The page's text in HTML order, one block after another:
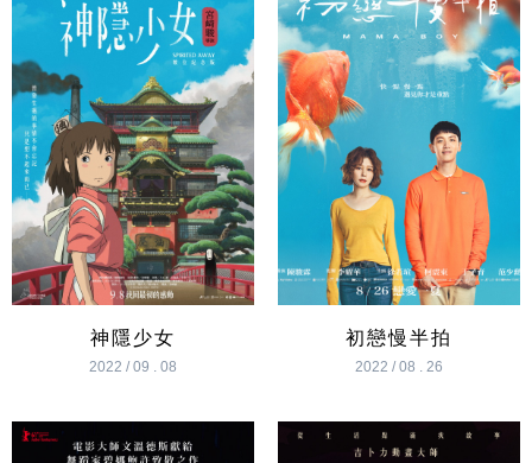
神隱少女
2022 / 09 . 08
初戀慢半拍
2022 / 08 . 26